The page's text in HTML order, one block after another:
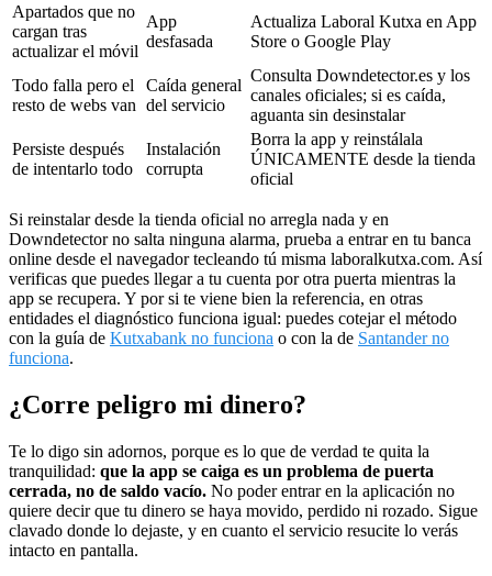
Apartados que no
cargan tras
actualizar el móvil
App
desfasada
Actualiza Laboral Kutxa en App
Store o Google Play
Todo falla pero el
resto de webs van
Caída general
del servicio
Consulta Downdetector.es y los
canales oficiales; si es caída,
aguanta sin desinstalar
Persiste después
de intentarlo todo
Instalación
corrupta
Borra la app y reinstálala
ÚNICAMENTE desde la tienda
oficial
Si reinstalar desde la tienda oficial no arregla nada y en
Downdetector no salta ninguna alarma, prueba a entrar en tu banca
online desde el navegador tecleando tú misma laboralkutxa.com. Así
verificas que puedes llegar a tu cuenta por otra puerta mientras la
app se recupera. Y por si te viene bien la referencia, en otras
entidades el diagnóstico funciona igual: puedes cotejar el método
con la guía de Kutxabank no funciona o con la de Santander no
funciona.
¿Corre peligro mi dinero?
Te lo digo sin adornos, porque es lo que de verdad te quita la
tranquilidad: que la app se caiga es un problema de puerta
cerrada, no de saldo vacío. No poder entrar en la aplicación no
quiere decir que tu dinero se haya movido, perdido ni rozado. Sigue
clavado donde lo dejaste, y en cuanto el servicio resucite lo verás
intacto en pantalla.